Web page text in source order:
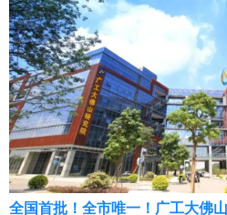
全国首批！全市唯一！广工大佛